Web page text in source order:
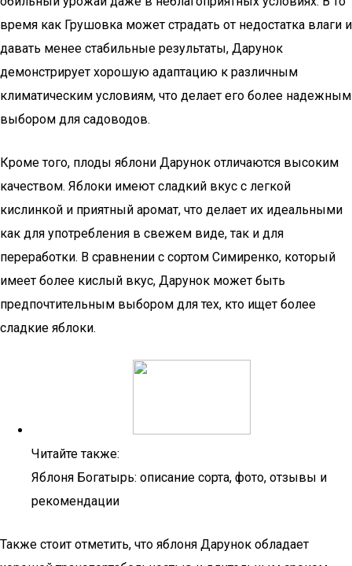
время как Грушовка может страдать от недостатка влаги и
давать менее стабильные результаты, Дарунок
демонстрирует хорошую адаптацию к различным
климатическим условиям, что делает его более надежным
выбором для садоводов.
Кроме того, плоды яблони Дарунок отличаются высоким
качеством. Яблоки имеют сладкий вкус с легкой
кислинкой и приятный аромат, что делает их идеальными
как для употребления в свежем виде, так и для
переработки. В сравнении с сортом Симиренко, который
имеет более кислый вкус, Дарунок может быть
предпочтительным выбором для тех, кто ищет более
сладкие яблоки.
Читайте также:
Яблоня Богатырь: описание сорта, фото, отзывы и
рекомендации
Также стоит отметить, что яблоня Дарунок обладает